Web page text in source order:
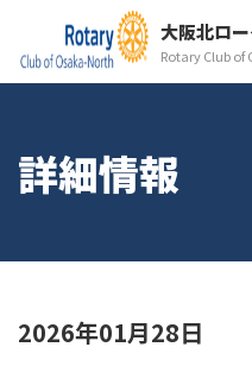
大阪北ロ
Rotary Club of
詳細情報
2026年01月28日